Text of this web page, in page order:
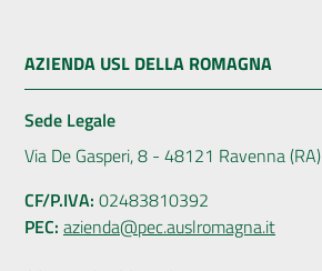
AZIENDA USL DELLA ROMAGNA
Sede Legale
Via De Gasperi, 8 - 48121 Ravenna (RA)
CF/P.IVA: 02483810392
PEC: azienda@pec.auslromagna.it